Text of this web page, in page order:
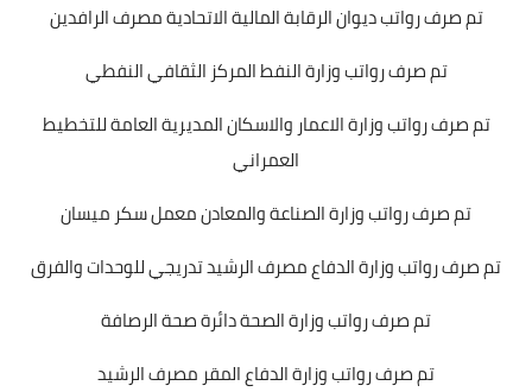
تم صرف رواتب ديوان الرقابة المالية الاتحادية مصرف الرافدين
تم صرف رواتب وزارة النفط المركز الثقافي النفطي
تم صرف رواتب وزارة الاعمار والاسكان المديرية العامة للتخطيط
العمراني
تم صرف رواتب وزارة الصناعة والمعادن معمل سكر ميسان
تم صرف رواتب وزارة الدفاع مصرف الرشيد تدريجي للوحدات والفرق
تم صرف رواتب وزارة الصحة دائرة صحة الرصافة
تم صرف رواتب وزارة الدفاع المقر مصرف الرشيد